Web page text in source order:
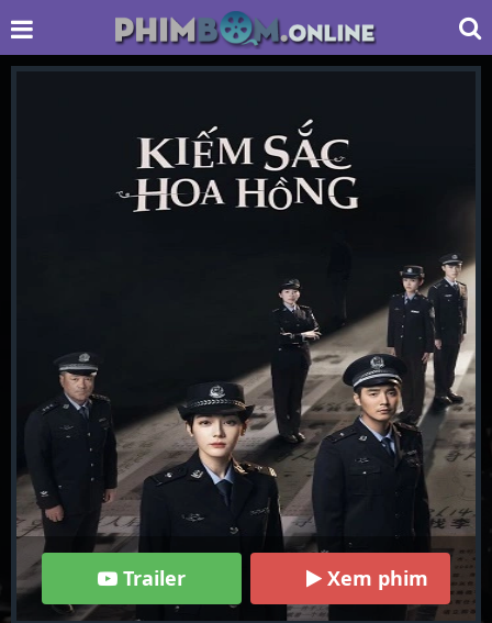
Trailer Xem phim